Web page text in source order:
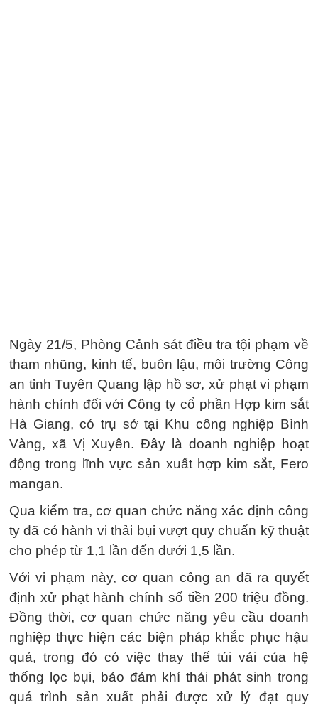
Ngày 21/5, Phòng Cảnh sát điều tra tội phạm về
tham nhũng, kinh tế, buôn lậu, môi trường Công
an tỉnh Tuyên Quang lập hồ sơ, xử phạt vi phạm
hành chính đối với Công ty cổ phần Hợp kim sắt
Hà Giang, có trụ sở tại Khu công nghiệp Bình
Vàng, xã Vị Xuyên. Đây là doanh nghiệp hoạt
động trong lĩnh vực sản xuất hợp kim sắt, Fero
mangan.
Qua kiểm tra, cơ quan chức năng xác định công
ty đã có hành vi thải bụi vượt quy chuẩn kỹ thuật
cho phép từ 1,1 lần đến dưới 1,5 lần.
Với vi phạm này, cơ quan công an đã ra quyết
định xử phạt hành chính số tiền 200 triệu đồng.
Đồng thời, cơ quan chức năng yêu cầu doanh
nghiệp thực hiện các biện pháp khắc phục hậu
quả, trong đó có việc thay thế túi vải của hệ
thống lọc bụi, bảo đảm khí thải phát sinh trong
quá trình sản xuất phải được xử lý đạt quy